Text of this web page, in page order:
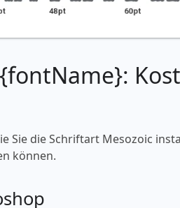
Sie die Schriftart Mesozoic
können.